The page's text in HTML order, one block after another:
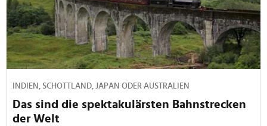
INDIEN, SCHOTTLAND, JAPAN ODER AUSTRALIEN
Das sind die spektakulärsten Bahnstrecken
der Welt